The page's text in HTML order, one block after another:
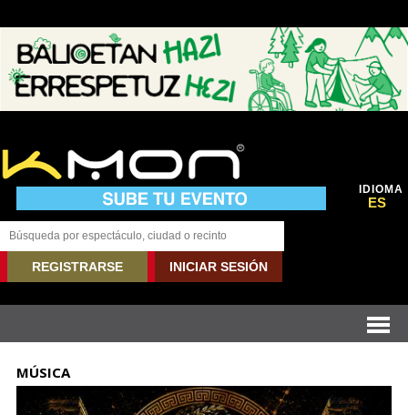
IDIOMA
ES
REGISTRARSE INICIAR SESIÓN
MÚSICA